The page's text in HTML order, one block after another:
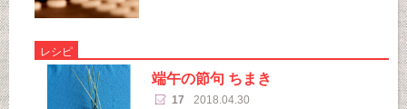
レシピ
端午の節句 ちまき
17 2018.04.30